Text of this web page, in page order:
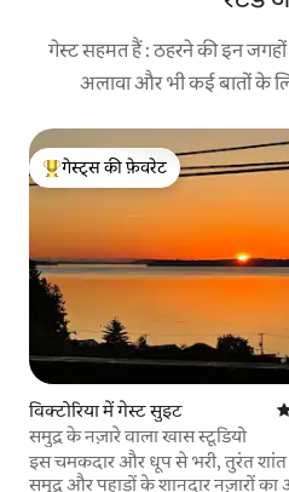
गेस्ट सहमत हैं : ठहरने की इन
अलावा और भी कई बातों के
गेस्ट्स का टॉप फ़ेवरेट
गेस्ट्स की फ़ेवरेट
विक्टोरिया में गेस्ट सुइट
समुद्र के नज़ारे वाला खास स्टूडियो
इस चमकदार और धूप से भरी, तुरंत
समुद्र और पहाड़ों के शानदार नज़ारों